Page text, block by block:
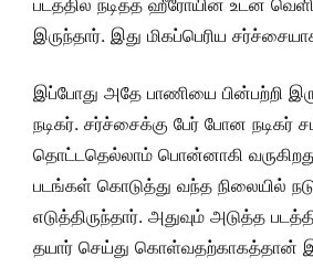
படத்தில் நடித்த ஹீரோயின் உடன்
இருந்தார். இது மிகப்பெரிய
இப்போது அதே பாணியை பின்பற்றி
நடிகர். சர்ச்சைக்கு பேர் போன நடிகர்
தொட்டதெல்லாம் பொன்னாகி
படங்கள் கொடுத்து வந்த நிலையில்
எடுத்திருந்தார். அதுவும் அடுத்த
தயார் செய்து கொள்வதற்காகத்தான்